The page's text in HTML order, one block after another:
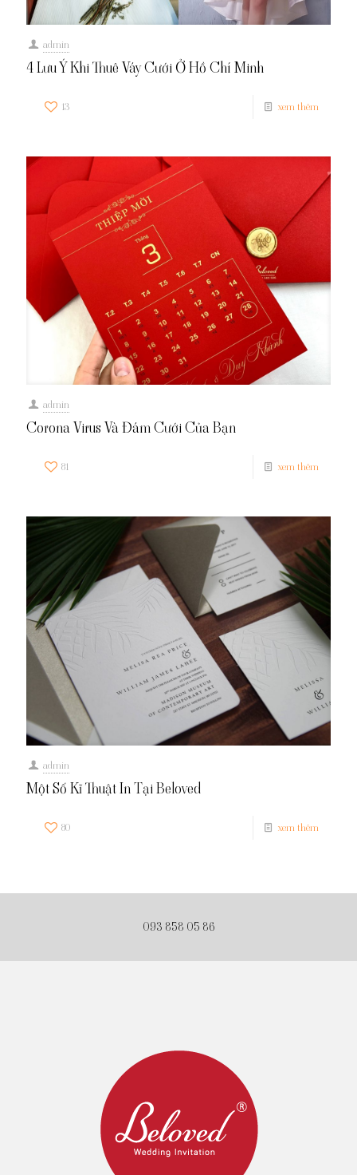
admin
4 Lưu Ý Khi Thuê Váy Cưới Ở Hồ Chí Minh
13 xem thêm
admin
Corona Virus Và Đám Cưới Của Bạn
81 xem thêm
admin
Một Số Kĩ Thuật In Tại Beloved
80 xem thêm
093 858 05 86